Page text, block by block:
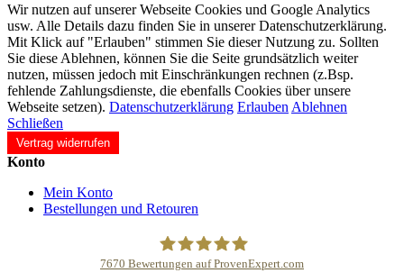
Wir nutzen auf unserer Webseite Cookies und Google Analytics
usw. Alle Details dazu finden Sie in unserer Datenschutzerklärung.
Mit Klick auf "Erlauben" stimmen Sie dieser Nutzung zu. Sollten
Sie diese Ablehnen, können Sie die Seite grundsätzlich weiter
nutzen, müssen jedoch mit Einschränkungen rechnen (z.Bsp.
fehlende Zahlungsdienste, die ebenfalls Cookies über unsere
Webseite setzen). Datenschutzerklärung Erlauben Ablehnen
Schließen
Vertrag widerrufen
Konto
Mein Konto
Bestellungen und Retouren
7670 Bewertungen auf ProvenExpert.com